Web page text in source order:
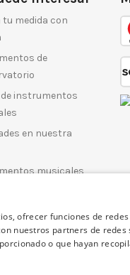
tu medida con
de
instrumentos
en nuestra
musicales
musicales
S.L. -
ofrecer funciones de
nuestros partners de redes
o que hayan